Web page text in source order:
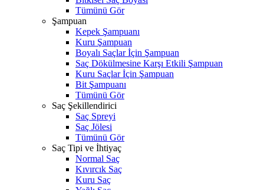
Tümünü Gör
Şampuan
Kepek Şampuanı
Kuru Şampuan
Boyalı Saçlar İçin Şampuan
Saç Dökülmesine Karşı Etkili Şampuan
Kuru Saçlar İçin Şampuan
Bit Şampuanı
Tümünü Gör
Saç Şekillendirici
Saç Spreyi
Saç Jölesi
Tümünü Gör
Saç Tipi ve İhtiyaç
Normal Saç
Kıvırcık Saç
Kuru Saç